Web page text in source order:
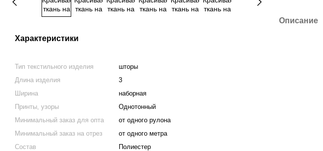
Характеристики
Тип текстильного изделия
шторы
Длина изделия
3
Ширина
наборная
Принты, узоры
Однотонный
Минимальный заказ для опта
от одного рулона
Минимальный заказ на отрез
от одного метра
Состав
Полиестер
Описание